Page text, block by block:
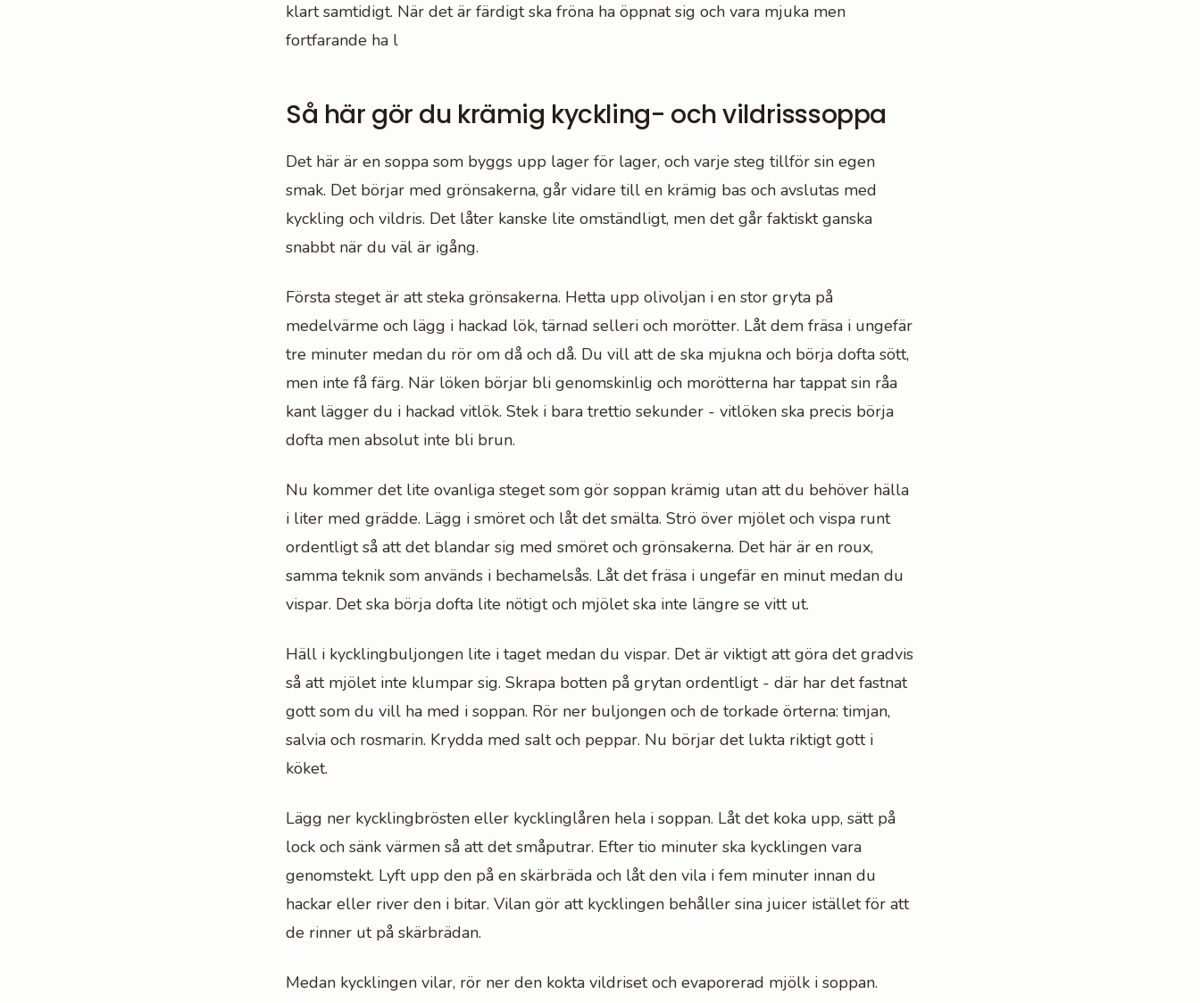
klart samtidigt. När det är färdigt ska fröna ha öppnat sig och vara mjuka men
fortfarande ha l
Så här gör du krämig kyckling- och vildrisssoppa
Det här är en soppa som byggs upp lager för lager, och varje steg tillför sin egen
smak. Det börjar med grönsakerna, går vidare till en krämig bas och avslutas med
kyckling och vildris. Det låter kanske lite omständligt, men det går faktiskt ganska
snabbt när du väl är igång.
Första steget är att steka grönsakerna. Hetta upp olivoljan i en stor gryta på
medelvärme och lägg i hackad lök, tärnad selleri och morötter. Låt dem fräsa i ungefär
tre minuter medan du rör om då och då. Du vill att de ska mjukna och börja dofta sött,
men inte få färg. När löken börjar bli genomskinlig och morötterna har tappat sin råa
kant lägger du i hackad vitlök. Stek i bara trettio sekunder - vitlöken ska precis börja
dofta men absolut inte bli brun.
Nu kommer det lite ovanliga steget som gör soppan krämig utan att du behöver hälla
i liter med grädde. Lägg i smöret och låt det smälta. Strö över mjölet och vispa runt
ordentligt så att det blandar sig med smöret och grönsakerna. Det här är en roux,
samma teknik som används i bechamelsås. Låt det fräsa i ungefär en minut medan du
vispar. Det ska börja dofta lite nötigt och mjölet ska inte längre se vitt ut.
Häll i kycklingbuljongen lite i taget medan du vispar. Det är viktigt att göra det gradvis
så att mjölet inte klumpar sig. Skrapa botten på grytan ordentligt - där har det fastnat
gott som du vill ha med i soppan. Rör ner buljongen och de torkade örterna: timjan,
salvia och rosmarin. Krydda med salt och peppar. Nu börjar det lukta riktigt gott i
köket.
Lägg ner kycklingbrösten eller kycklinglåren hela i soppan. Låt det koka upp, sätt på
lock och sänk värmen så att det småputrar. Efter tio minuter ska kycklingen vara
genomstekt. Lyft upp den på en skärbräda och låt den vila i fem minuter innan du
hackar eller river den i bitar. Vilan gör att kycklingen behåller sina juicer istället för att
de rinner ut på skärbrädan.
Medan kycklingen vilar, rör ner den kokta vildriset och evaporerad mjölk i soppan.